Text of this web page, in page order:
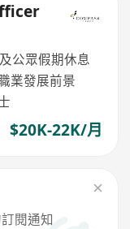
公眾假期休息
業發展前景
$20K-22K/月
閱通知